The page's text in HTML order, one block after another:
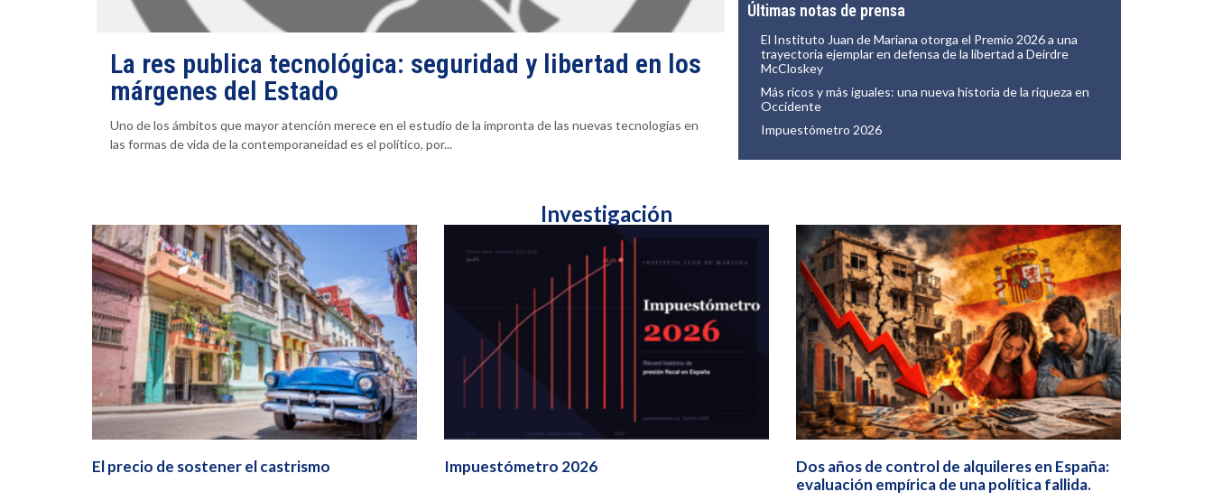
La res publica tecnológica: seguridad y libertad en los
márgenes del Estado
Uno de los ámbitos que mayor atención merece en el estudio de la impronta de las nuevas tecnologías en
las formas de vida de la contemporaneidad es el político, por...
Últimas notas de prensa
El Instituto Juan de Mariana otorga el Premio 2026 a una
trayectoria ejemplar en defensa de la libertad a Deirdre
McCloskey
Más ricos y más iguales: una nueva historia de la riqueza en
Occidente
Impuestómetro 2026
Investigación
El precio de sostener el castrismo Impuestómetro 2026
Dos años de control de alquileres en España:
evaluación empírica de una política fallida.